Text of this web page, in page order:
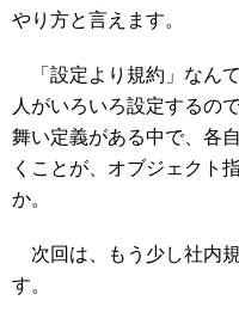
やり方と言えます。
「設定より規約」なん
人がいろいろ設定するの
舞い定義がある中で、各
くことが、オブジェクト
か。
次回は、もう少し社内
す。